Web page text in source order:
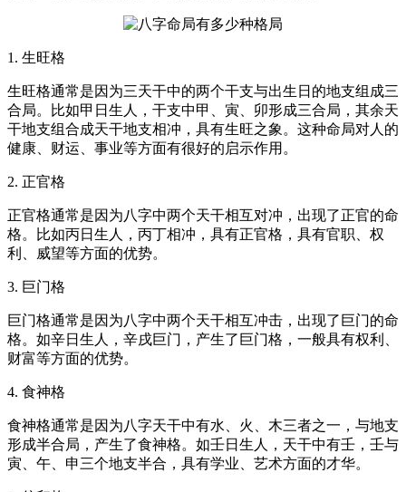
1. 生旺格
生旺格通常是因为三天干中的两个干支与出生日的地支组成三
合局。比如甲日生人，干支中甲、寅、卯形成三合局，其余天
干地支组合成天干地支相冲，具有生旺之象。这种命局对人的
健康、财运、事业等方面有很好的启示作用。
2. 正官格
正官格通常是因为八字中两个天干相互对冲，出现了正官的命
格。比如丙日生人，丙丁相冲，具有正官格，具有官职、权
利、威望等方面的优势。
3. 巨门格
巨门格通常是因为八字中两个天干相互冲击，出现了巨门的命
格。如辛日生人，辛戌巨门，产生了巨门格，一般具有权利、
财富等方面的优势。
4. 食神格
食神格通常是因为八字天干中有水、火、木三者之一，与地支
形成半合局，产生了食神格。如壬日生人，天干中有壬，壬与
寅、午、申三个地支半合，具有学业、艺术方面的才华。